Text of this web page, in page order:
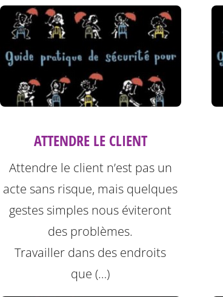
ATTENDRE LE CLIENT
Attendre le client n’est pas un
acte sans risque, mais quelques
gestes simples nous éviteront
des problèmes.
Travailler dans des endroits
que (…)